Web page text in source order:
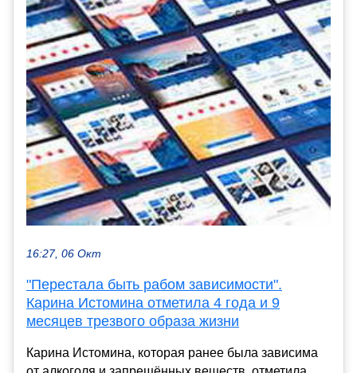
16:27, 06 Окт
"Перестала быть рабом зависимости".
Карина Истомина отметила 4 года и 9
месяцев трезвого образа жизни
Карина Истомина, которая ранее была зависима